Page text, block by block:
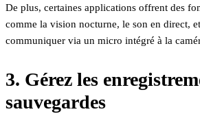
De plus, certaines applications offrent des
comme la vision nocturne, le son en direct,
communiquer via un micro intégré à la
3. Gérez les
sauvegardes